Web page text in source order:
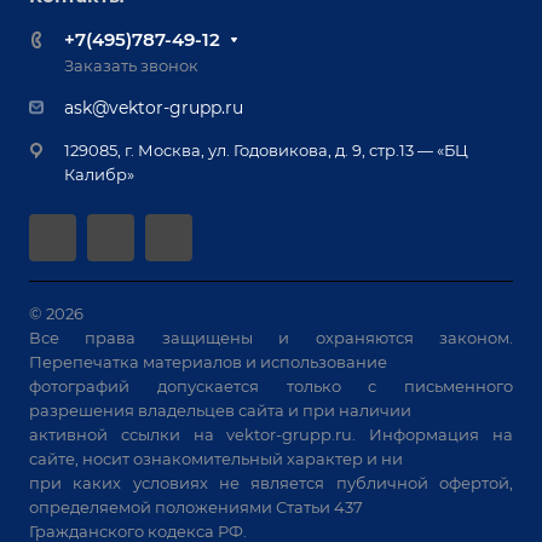
Вопрос ответ
Реквизиты
Документы
Оборудование для приварки крепежа
Приварной крепеж
Специализированные решения для сварки
Позиционеры и вращатели
Машины контактной сварки
Универсальные зажимы
Системы аспирации
Станки лазерной резки
Решения для учебных заведений
Лизинг
Гарантия
автоматизации
+7(495)787-49-12
Заказать звонок
ask@vektor-grupp.ru
129085, г. Москва, ул. Годовикова, д. 9, стр.13 — «БЦ
Калибр»
© 2026
Все права защищены и охраняются законом.
Перепечатка материалов и использование
фотографий допускается только с письменного
разрешения владельцев сайта и при наличии
активной ссылки наvektor-grupp.ru . Информация на
сайте, носит ознакомительный характер и ни
при каких условиях не является публичной офертой,
определяемой положениями Статьи 437
Гражданского кодекса РФ.